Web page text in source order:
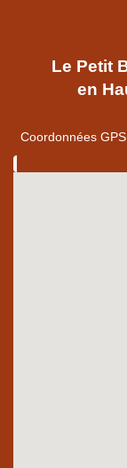
Le Petit
en
Coordonnées